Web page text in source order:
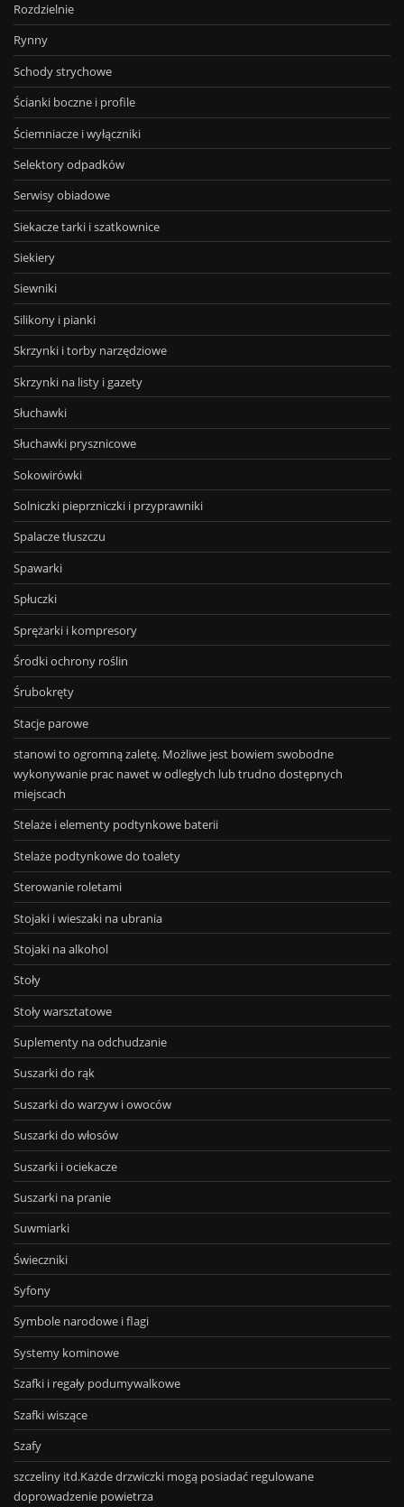
Rozdzielnie
Rynny
Schody strychowe
Ścianki boczne i profile
Ściemniacze i wyłączniki
Selektory odpadków
Serwisy obiadowe
Siekacze tarki i szatkownice
Siekiery
Siewniki
Silikony i pianki
Skrzynki i torby narzędziowe
Skrzynki na listy i gazety
Słuchawki
Słuchawki prysznicowe
Sokowirówki
Solniczki pieprzniczki i przyprawniki
Spalacze tłuszczu
Spawarki
Spłuczki
Sprężarki i kompresory
Środki ochrony roślin
Śrubokręty
Stacje parowe
stanowi to ogromną zaletę. Możliwe jest bowiem swobodne
wykonywanie prac nawet w odległych lub trudno dostępnych
miejscach
Stelaże i elementy podtynkowe baterii
Stelaże podtynkowe do toalety
Sterowanie roletami
Stojaki i wieszaki na ubrania
Stojaki na alkohol
Stoły
Stoły warsztatowe
Suplementy na odchudzanie
Suszarki do rąk
Suszarki do warzyw i owoców
Suszarki do włosów
Suszarki i ociekacze
Suszarki na pranie
Suwmiarki
Świeczniki
Syfony
Symbole narodowe i flagi
Systemy kominowe
Szafki i regały podumywalkowe
Szafki wiszące
Szafy
szczeliny itd.Każde drzwiczki mogą posiadać regulowane
doprowadzenie powietrza